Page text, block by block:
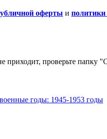
оферты и политики
приходит, проверьте
годы: 1945-1953 годы